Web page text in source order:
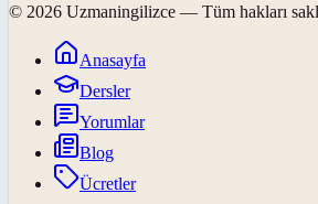
© 2026 Uzmaningilizce — Tüm hakları
Anasayfa
Dersler
Yorumlar
Blog
Ücretler